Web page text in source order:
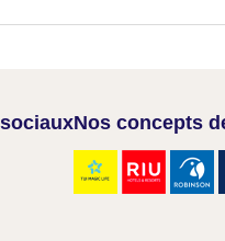
Nos concepts